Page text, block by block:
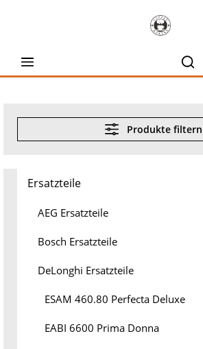
Produkte filtern
Ersatzteile
AEG Ersatzteile
Bosch Ersatzteile
DeLonghi Ersatzteile
ESAM 460.80 Perfecta Deluxe
EABI 6600 Prima Donna